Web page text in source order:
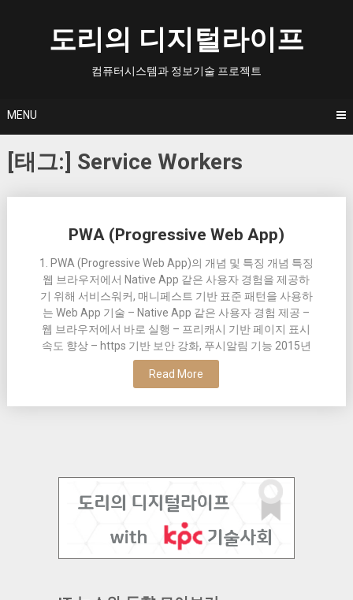
도리의 디지털라이프
컴퓨터시스템과 정보기술 프로젝트
MENU
[태그:] Service Workers
PWA (Progressive Web App)
1. PWA (Progressive Web App)의 개념 및 특징 개념 특징
웹 브라우저에서 Native App 같은 사용자 경험을 제공하
기 위해 서비스워커, 매니페스트 기반 표준 패턴을 사용하
는 Web App 기술 – Native App 같은 사용자 경험 제공 –
웹 브라우저에서 바로 실행 – 프리캐시 기반 페이지 표시
속도 향상 – https 기반 보안 강화, 푸시알림 기능 2015년
Read More
navigation